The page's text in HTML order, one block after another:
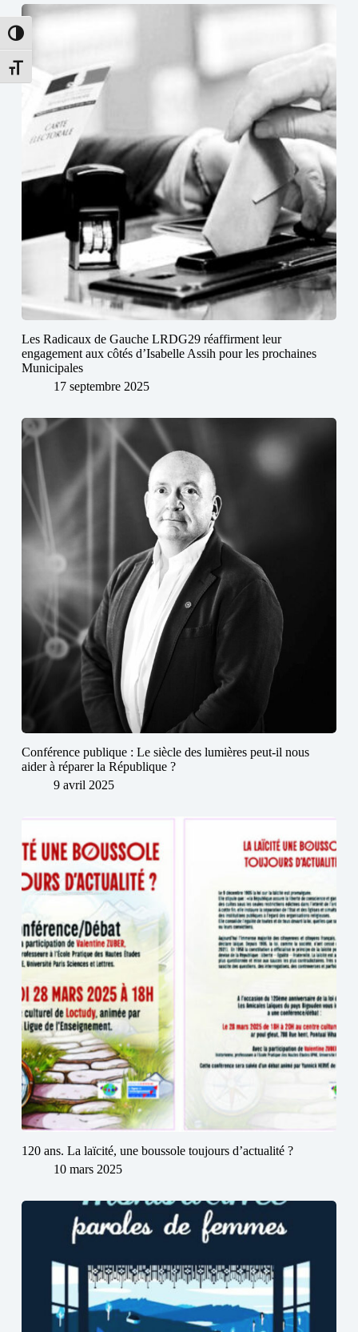
Passer en contraste élevé
Changer la taille de la police
Les Radicaux de Gauche LRDG29 réaffirment leur
engagement aux côtés d’Isabelle Assih pour les prochaines
Municipales
17 septembre 2025
Conférence publique : Le siècle des lumières peut-il nous
aider à réparer la République ?
9 avril 2025
120 ans. La laïcité, une boussole toujours d’actualité ?
10 mars 2025